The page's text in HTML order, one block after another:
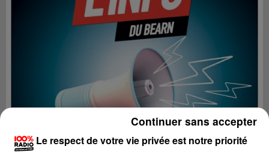
Le respect de votre vie privée est notre priorité
Continuer sans accepter